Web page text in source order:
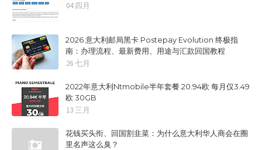
04 四月
2026 意大利邮局黑卡 Postepay Evolution 终极指
南：办理流程、最新费用、用途与汇款回国教程
26 七月
2022年意大利Ntmobile半年套餐 20.94欧 每月仅3.49
欧 30GB
13 三月
花钱买头衔、回国割韭菜：为什么意大利华人商会在圈
里名声这么臭？